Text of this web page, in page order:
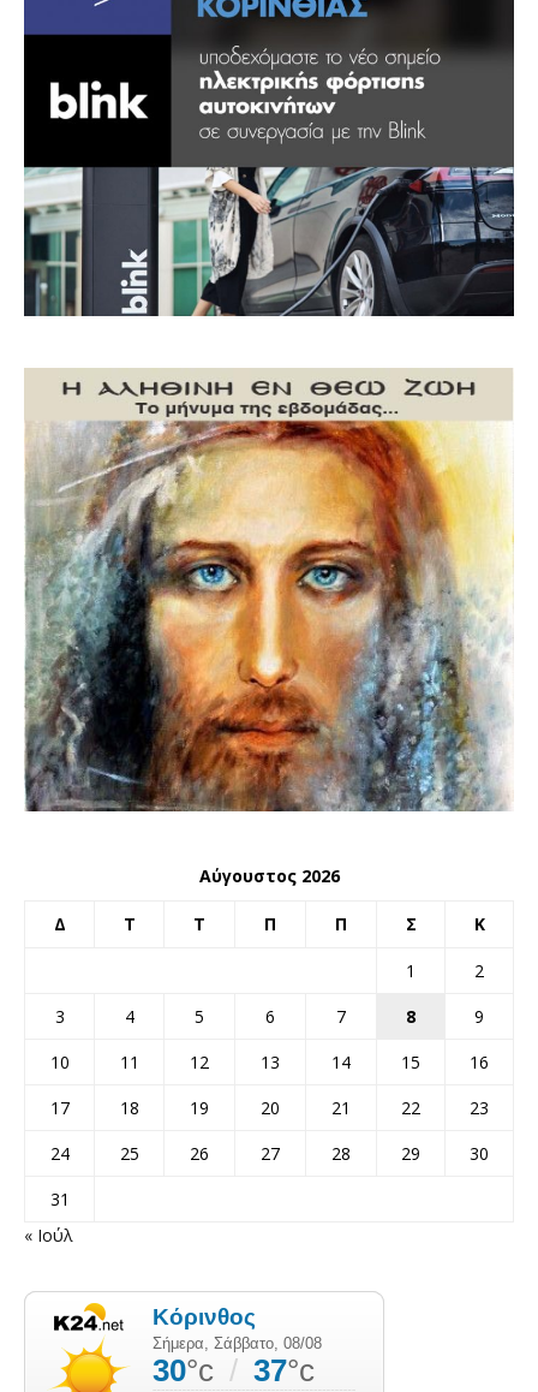
Αύγουστος 2026
Δ Τ Τ Π Π Σ Κ
1
2
3
4 5 6 7 8
9
10
11 12 13 14 15
16
17
18 19 20 21 22
23
24
25 26 27 28 29
30
31
« Ιούλ